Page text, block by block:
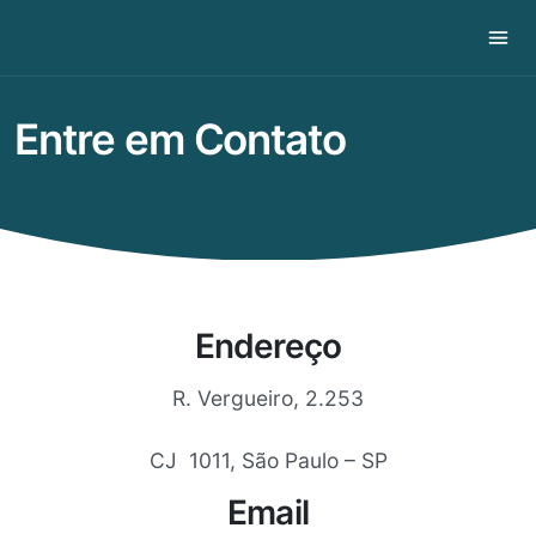
Entre em Contato
Endereço
R. Vergueiro, 2.253
CJ 1011, São Paulo – SP
Email